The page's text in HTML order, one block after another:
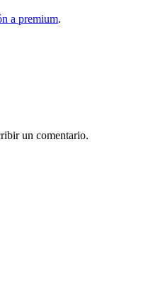
a premium.
un comentario.